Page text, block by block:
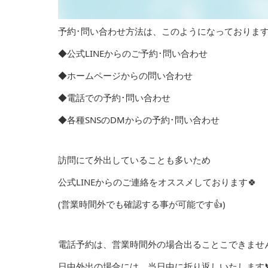
予約･問い合わせ方法は、このようになっておりま
◆公式LINEからのご予約･問い合わせ
◆ホームページからの問い合わせ
◆電話での予約･問い合わせ
◆各種SNSのDMからの予約･問い合わせ
訪問にて外出していることも多いため
公式LINEからのご連絡をオススメしております🍀
(営業時間外でも確認する事が可能です👍)
電話予約は、営業時間外の場合出ることこできませ